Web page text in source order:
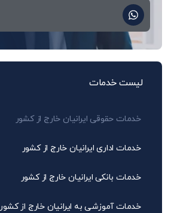
لیست خدمات
خدمات حقوقی ایرانیان خارج از کشور
خدمات اداری ایرانیان خارج از کشور
خدمات بانکی ایرانیان خارج از کشور
خدمات آموزشی به ایرانیان خارج از کشور